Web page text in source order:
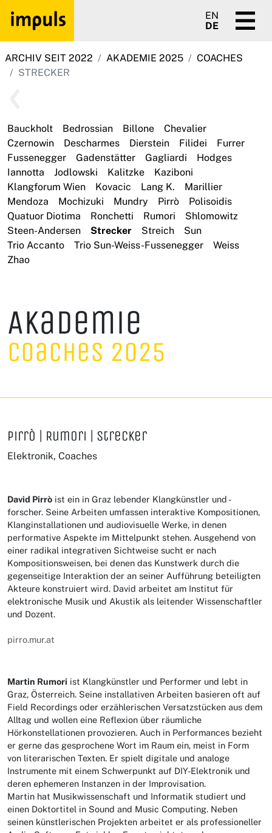
EN
DE
ARCHIV SEIT 2022 AKADEMIE 2025
COACHES
STRECKER
Bauckholt Bedrossian Billone
Chevalier
Czernowin
Descharmes Dierstein Filidei
Furrer
Fussenegger
Gadenstätter Gagliardi
Hodges
Iannotta
Jodlowski Kalitzke
Kaziboni
Klangforum Wien
Kovacic Lang K.
Marillier
Mendoza
Mochizuki Mundry Pirrò
Polisoidis
Quatuor Diotima
Ronchetti Rumori
Shlomowitz
Steen-Andersen
Strecker Streich
Sun
Trio Accanto
Trio Sun-Weiss-Fussenegger
Weiss
Zhao
Akademie
Coaches 2025
Pirrò | Rumori | Strecker
Elektronik, Coaches
David Pirrò ist ein in Graz lebender Klangkünstler und -
forscher. Seine Arbeiten umfassen interaktive Kompositionen,
Klanginstallationen und audiovisuelle Werke, in denen
performative Aspekte im Mittelpunkt stehen. Ausgehend von
einer radikal integrativen Sichtweise sucht er nach
Kompositionsweisen, bei denen das Kunstwerk durch die
gegenseitige Interaktion der an seiner Aufführung beteiligten
Akteure konstruiert wird. David arbeitet am Institut für
elektronische Musik und Akustik als leitender Wissenschaftler
und Dozent.
pirro.mur.at
Martin Rumori ist Klangkünstler und Performer und lebt in
Graz, Österreich. Seine installativen Arbeiten basieren oft auf
Field Recordings oder erzählerischen Versatzstücken aus dem
Alltag und wollen eine Reflexion über räumliche
Hörkonstellationen provozieren. Auch in Performances bezieht
er gerne das gesprochene Wort im Raum ein, meist in Form
von literarischen Texten. Er spielt digitale und analoge
Instrumente mit einem Schwerpunkt auf DIY-Elektronik und
deren ephemeren Instanzen in der Improvisation.
Martin hat Musikwissenschaft und Informatik studiert und
einen Doktortitel in Sound and Music Computing. Neben
seinen künstlerischen Projekten arbeitet er als professioneller